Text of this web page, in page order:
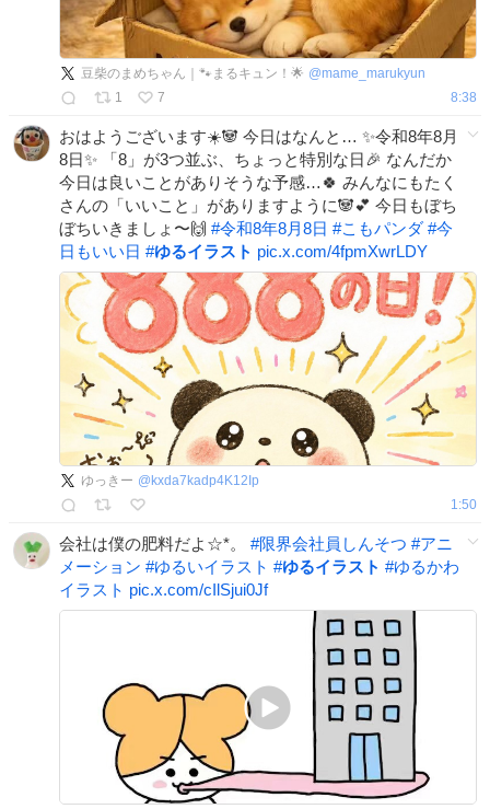
豆柴のまめちゃん｜🐾まるキュン！🌟 @mame_marukyun
1
7 8:38
おはようございます☀️🐼 今日はなんと… ✨令和8年8月
8日✨ 「8」が3つ並ぶ、ちょっと特別な日🎉 なんだか
今日は良いことがありそうな予感…🍀 みんなにもたく
さんの「いいこと」がありますように🐼💕 今日もぼち
ぼちいきましょ〜🙌 #令和8年8月8日 #こもパンダ #今
日もいい日 #ゆるイラスト pic.x.com/4fpmXwrLDY
ゆっきー @ kxda7kadp4K12Ip
1:50
会社は僕の肥料だよ☆*。 #限界会社員しんそつ #アニ
メーション #ゆるいイラスト #ゆるイラスト #ゆるかわ
イラスト pic.x.com/cIlSjui0Jf